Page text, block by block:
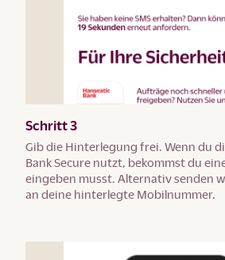
Schritt 3
Gib die Hinterlegung frei. Wenn du
Bank Secure nutzt, bekommst du
eingeben musst. Alternativ senden
an deine hinterlegte Mobilnummer.